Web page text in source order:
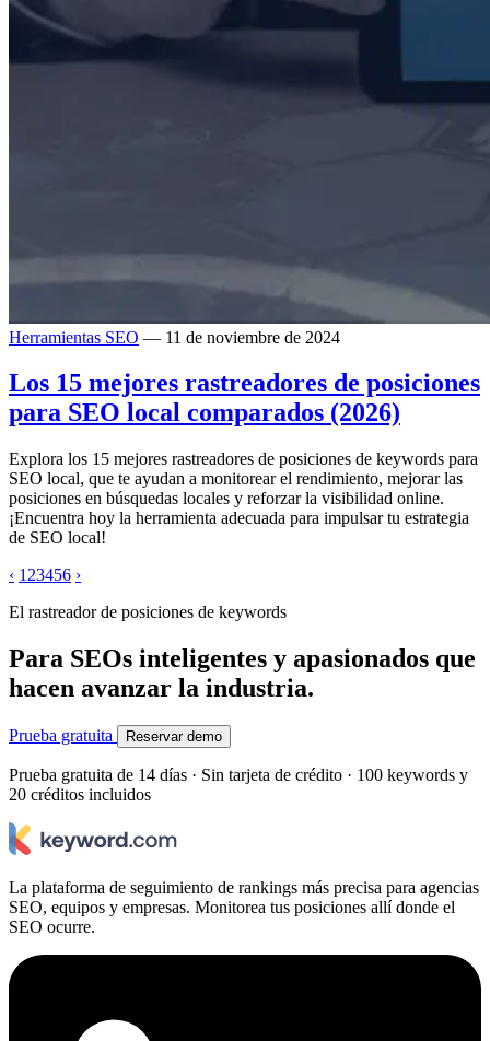
Herramientas SEO — 11 de noviembre de 2024
Los 15 mejores rastreadores de posiciones
para SEO local comparados (2026)
Explora los 15 mejores rastreadores de posiciones de keywords para
SEO local, que te ayudan a monitorear el rendimiento, mejorar las
posiciones en búsquedas locales y reforzar la visibilidad online.
¡Encuentra hoy la herramienta adecuada para impulsar tu estrategia
de SEO local!
‹ 1 23456 ›
El rastreador de posiciones de keywords
Para SEOs inteligentes y apasionados que
hacen avanzar la industria.
Prueba gratuita Reservar demo
Prueba gratuita de 14 días · Sin tarjeta de crédito · 100 keywords y
20 créditos incluidos
La plataforma de seguimiento de rankings más precisa para agencias
SEO, equipos y empresas. Monitorea tus posiciones allí donde el
SEO ocurre.